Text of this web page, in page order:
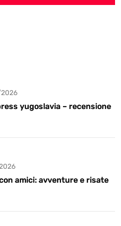
yugoslavia – recensione
amici: avventure e risate